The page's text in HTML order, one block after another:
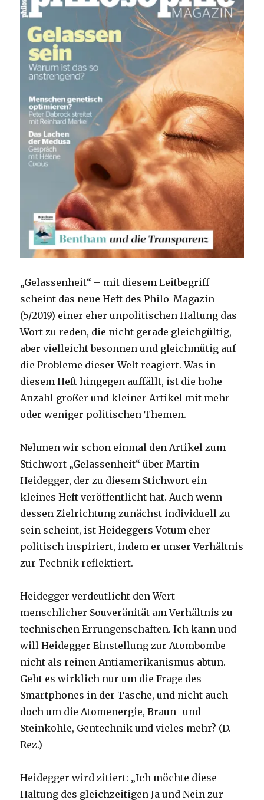
„Gelassenheit“ – mit diesem Leitbegriff
scheint das neue Heft des Philo-Magazin
(5/2019) einer eher unpolitischen Haltung das
Wort zu reden, die nicht gerade gleichgültig,
aber vielleicht besonnen und gleichmütig auf
die Probleme dieser Welt reagiert. Was in
diesem Heft hingegen auffällt, ist die hohe
Anzahl großer und kleiner Artikel mit mehr
oder weniger politischen Themen.
Nehmen wir schon einmal den Artikel zum
Stichwort „Gelassenheit“ über Martin
Heidegger, der zu diesem Stichwort ein
kleines Heft veröffentlicht hat. Auch wenn
dessen Zielrichtung zunächst individuell zu
sein scheint, ist Heideggers Votum eher
politisch inspiriert, indem er unser Verhältnis
zur Technik reflektiert.
Heidegger verdeutlicht den Wert
menschlicher Souveränität am Verhältnis zu
technischen Errungenschaften. Ich kann und
will Heidegger Einstellung zur Atombombe
nicht als reinen Antiamerikanismus abtun.
Geht es wirklich nur um die Frage des
Smartphones in der Tasche, und nicht auch
doch um die Atomenergie, Braun- und
Steinkohle, Gentechnik und vieles mehr? (D.
Rez.)
Heidegger wird zitiert: „Ich möchte diese
Haltung des gleichzeitigen Ja und Nein zur